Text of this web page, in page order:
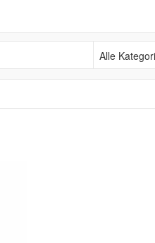
Alle Kategorien